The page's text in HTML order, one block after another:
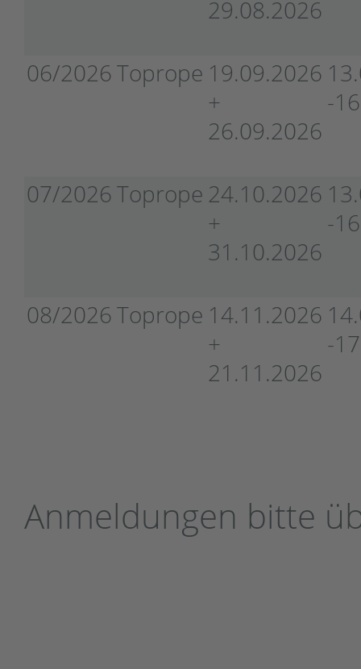
29.08.2026
06/2026Toprope 19.09.2026
+
26.09.2026
-
07/2026Toprope 24.10.2026
+
31.10.2026
-
08/2026Toprope 14.11.2026
+
21.11.2026
-
Anmeldungen bitte